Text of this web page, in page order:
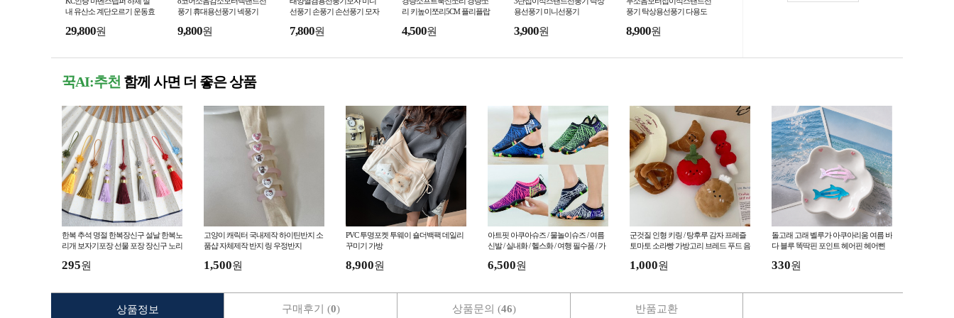
내 유산소 계단오르기 운동효
29,800원
풍기 휴대용선풍기 넥풍기
9,800원
선풍기 손풍기 손선풍기 모자
7,800원
리 키높이쪼리5CM 플리플랍
4,500원
용선풍기 미니선풍기
3,900원
풍기 탁상용선풍기 다용도
8,900원
꾹AI:추천 함께 사면 더 좋은 상품
한복 추석 명절 한복장신구 설날 한복노
리개 보자기포장 선물 포장 장신구 노리
295원
고양이 캐릭터 국내제작 하이틴반지 소
품샵 자체제작 반지 링 우정반지
1,500원
PVC 투명포켓 투웨이 숄더백팩 데일리
꾸미기 가방
8,900원
아트핏 아쿠아슈즈 / 물놀이슈즈 / 여름
신발 / 실내화 / 헬스화 / 여행 필수품 / 가
6,500원
군것질 인형 키링 / 탕후루 감자 프레즐
토마토 소라빵 가방고리 브레드 푸드 음
1,000원
돌고래 고래 벨루가 아쿠아리움 여름 바
다 블루 똑딱핀 포인트 헤어핀 헤어삔
330원
상품정보 구매후기 (0) 상품문의 (46) 반품교환